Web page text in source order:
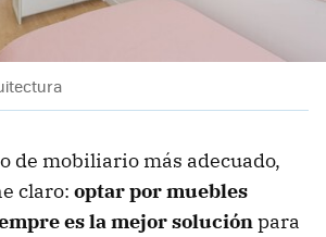
de mobiliario más adecuado,
claro: optar por muebles
es la mejor soluciónpara